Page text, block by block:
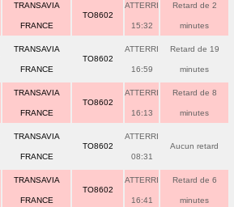
TRANSAVIA
FRANCE
TO8602
ATTERRI
15:32
Retard de 2
minutes
TRANSAVIA
FRANCE
TO8602
ATTERRI
16:59
Retard de 19
minutes
TRANSAVIA
FRANCE
TO8602
ATTERRI
16:13
Retard de 8
minutes
TRANSAVIA
FRANCE
TO8602
ATTERRI
08:31
Aucun retard
TRANSAVIA
FRANCE
TO8602
ATTERRI
16:41
Retard de 6
minutes